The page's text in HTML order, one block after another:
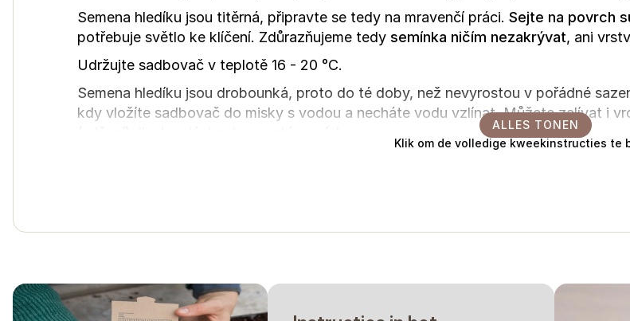
Semena hledíku jsou titěrná, připravte se tedy na mravenčí práci. Sejte na povrch
potřebuje světlo ke klíčení. Zdůrazňujeme tedy semínka ničím nezakrývat, ani
Udržujte sadbovač v teplotě 16 - 20 °C.
Semena hledíku jsou drobounká, proto do té doby, než nevyrostou v pořádné
kdy vložíte sadbovač do misky s vodou a necháte vodu vzlínat. Můžete zalívat i
SÁZENÍ
sponu 15 × 15 cm.
Hledíky
nezaštipujeme. Jedna sazenička vám vytvoří jeden pořádný stonek a
ALLES TONEN
Klik om de volledige kweekinstructies te